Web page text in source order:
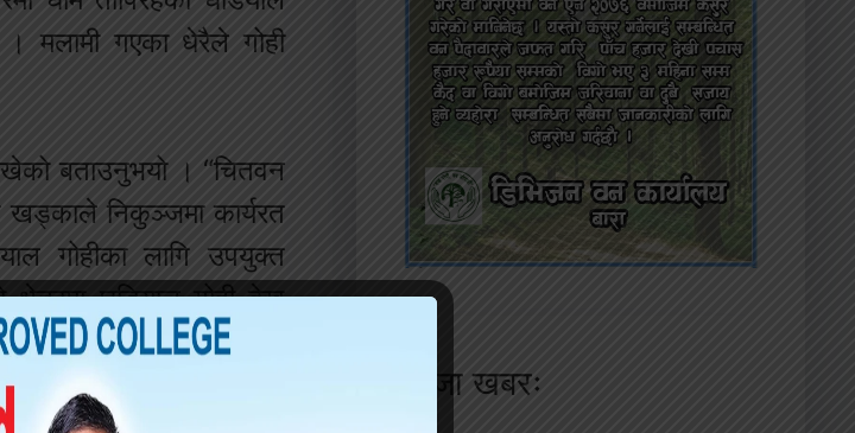
मलामी गएका धेरैले गोही
बताउनुभयो । “चितवन
खड्काले निकुञ्जमा कार्यरत
गोहीका लागि उपयुक्त
घडियाल गोही देख्न
ताजा खबरः